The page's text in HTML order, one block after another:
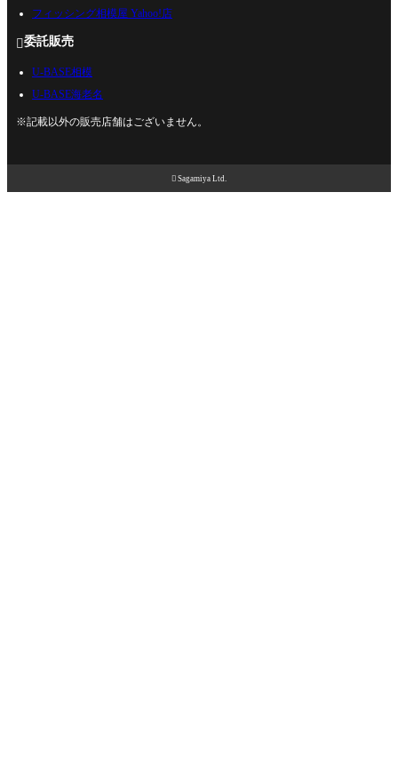
フィッシング相模屋 Yahoo!店
委託販売
U-BASE相模
U-BASE海老名
※記載以外の販売店舗はございません。
 Sagamiya Ltd.